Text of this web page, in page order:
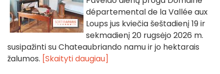
départemental de la Vallée aux
Loups jus kviečia šeštadienį 19 ir
sekmadienį 20 rugsėjo 2026 m.
susipažinti su Chateaubriando namu ir jo hektarais
žalumos. [Skaityti daugiau]